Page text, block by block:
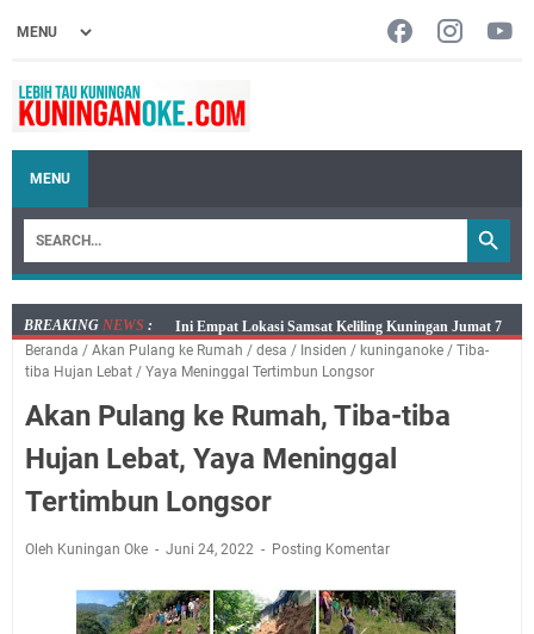
MENU
BREAKING NEWS :
Jumat 7 Agustus 2026 Mobil SIM Keliling Ada di
Kecamatan Sindangagung
Dicabut Dari Hidupmu, Kamu Akan Tetap Berjalan
Kelaparan Meskipun Memiliki Sekarung Penuh Uang
Salat Lima Waktu itu Bukan Cuma Kewajiban, Tapi
juga Tempat Beristirahat yang Paling Menenangkan, Ini
Sangat Seru
Warga Mulai Kesulitan Air Bersih Akibat Kekeringan,
Beranda / Akan Pulang ke Rumah / desa / Insiden / kuninganoke / Tiba-
tiba Hujan Lebat / Yaya Meninggal Tertimbun Longsor
Akan Pulang ke Rumah, Tiba-tiba
Hujan Lebat, Yaya Meninggal
Tertimbun Longsor
Oleh Kuningan Oke Juni 24, 2022 Posting Komentar